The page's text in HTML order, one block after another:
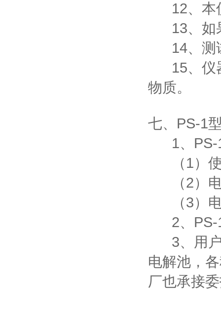
12、本
13、如
14、测
15、仪
物质。
七、PS-1
1、PS-
（1）使
（2）电
（3）电
2、PS-
3、用户
电解池，
厂也承接